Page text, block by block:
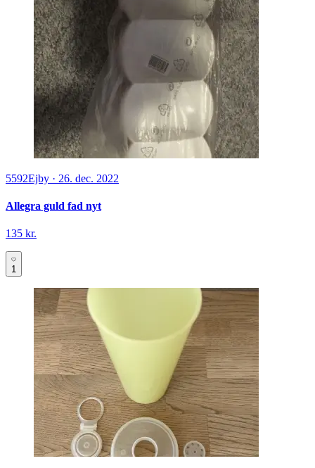
5592Ejby · 26. dec. 2022
Allegra guld fad nyt
135 kr.
1